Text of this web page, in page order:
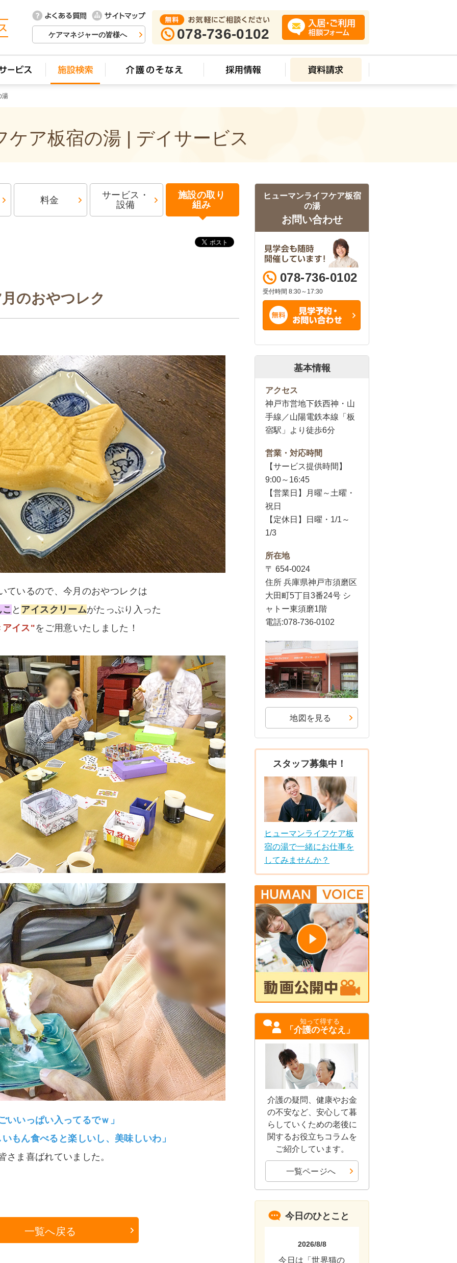
ケアマネジャーの皆様へ 078-736-0102
湯
ケア板宿の湯 | デイサービス
料金
サービス・
設備
施設の取り
組み
のおやつレク
ているので、今月のおやつレクは
と アイスクリームがたっぷり入った
イス"をご用意いたしました！
いいっぱい入ってるでｗ」
もん食べると楽しいし、美味しいわ」
さま喜ばれていました。
一覧へ戻る
ヒューマンライフケア板宿
の湯
お問い合わせ
078-736-0102
受付時間 8:30～17:30
基本情報
アクセス
神戸市営地下鉄西神・山
手線／山陽電鉄本線「板
宿駅」より徒歩6分
営業・対応時間
【サービス提供時間】
9:00～16:45
【営業日】月曜～土曜・
祝日
【定休日】日曜・1/1～
1/3
所在地
〒 654-0024
住所 兵庫県神戸市須磨区
大田町5丁目3番24号 シ
ャトー東須磨1階
電話:078-736-0102
地図を見る
スタッフ募集中！
ヒューマンライフケア板
宿の湯で一緒にお仕事を
してみませんか？
知って得する
「介護のそなえ」
介護の疑問、健康やお金
の不安など、安心して暮
らしていくための老後に
関するお役立ちコラムを
ご紹介しています。
一覧ページへ
今日のひとこと
2026/8/8
今日は「世界猫の